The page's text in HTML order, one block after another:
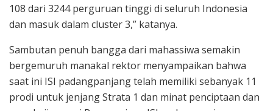
108 dari 3244 perguruan tinggi di seluruh Indonesia
dan masuk dalam cluster 3,” katanya.
Sambutan penuh bangga dari mahassiwa semakin
bergemuruh manakal rektor menyampaikan bahwa
saat ini ISI padangpanjang telah memiliki sebanyak 11
prodi untuk jenjang Strata 1 dan minat penciptaan dan